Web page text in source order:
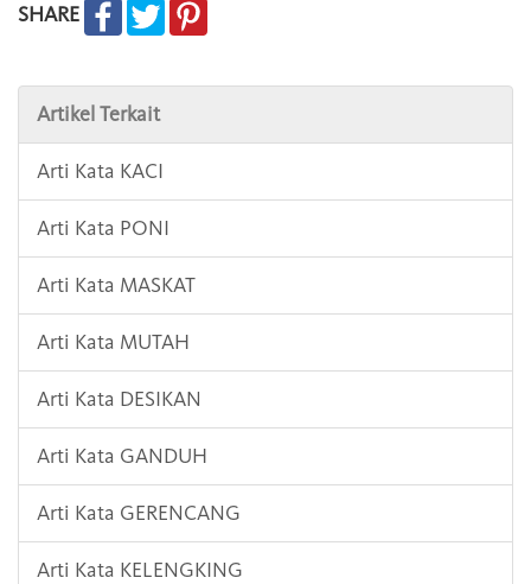
SHARE
Artikel Terkait
Arti Kata KACI
Arti Kata PONI
Arti Kata MASKAT
Arti Kata MUTAH
Arti Kata DESIKAN
Arti Kata GANDUH
Arti Kata GERENCANG
Arti Kata KELENGKING